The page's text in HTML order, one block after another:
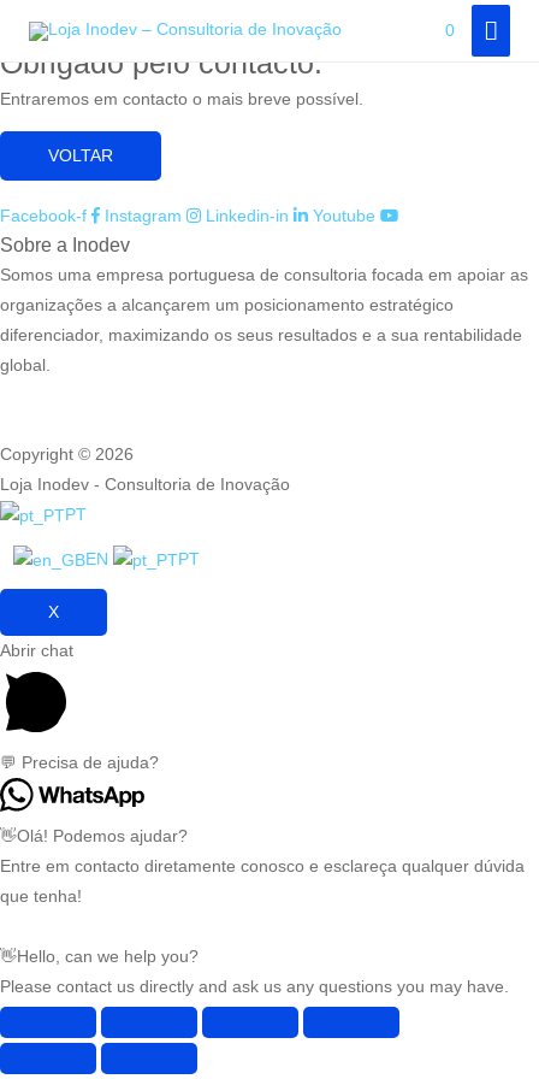
content
0
Adicione aqui o texto do seu título
Obrigado pelo contacto.
Entraremos em contacto o mais breve possível.
VOLTAR
Facebook-f Instagram Linkedin-in Youtube
Sobre a Inodev
Somos uma empresa portuguesa de consultoria focada em apoiar as
organizações a alcançarem um posicionamento estratégico
diferenciador, maximizando os seus resultados e a sua rentabilidade
global.
Copyright © 2026
Loja Inodev - Consultoria de Inovação
PT
EN PT
X
Abrir chat
💬 Precisa de ajuda?
👋Olá! Podemos ajudar?
Entre em contacto diretamente conosco e esclareça qualquer dúvida
que tenha!
👋Hello, can we help you?
Please contact us directly and ask us any questions you may have.